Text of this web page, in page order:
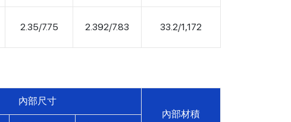
2.35/7.75 2.392/7.83 33.2/1,172
內部尺寸
內部材積